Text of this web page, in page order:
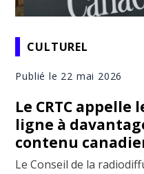
CULTUREL
Publié le 22 mai 2026
Le CRTC
ligne à
contenu
Le Conseil de la